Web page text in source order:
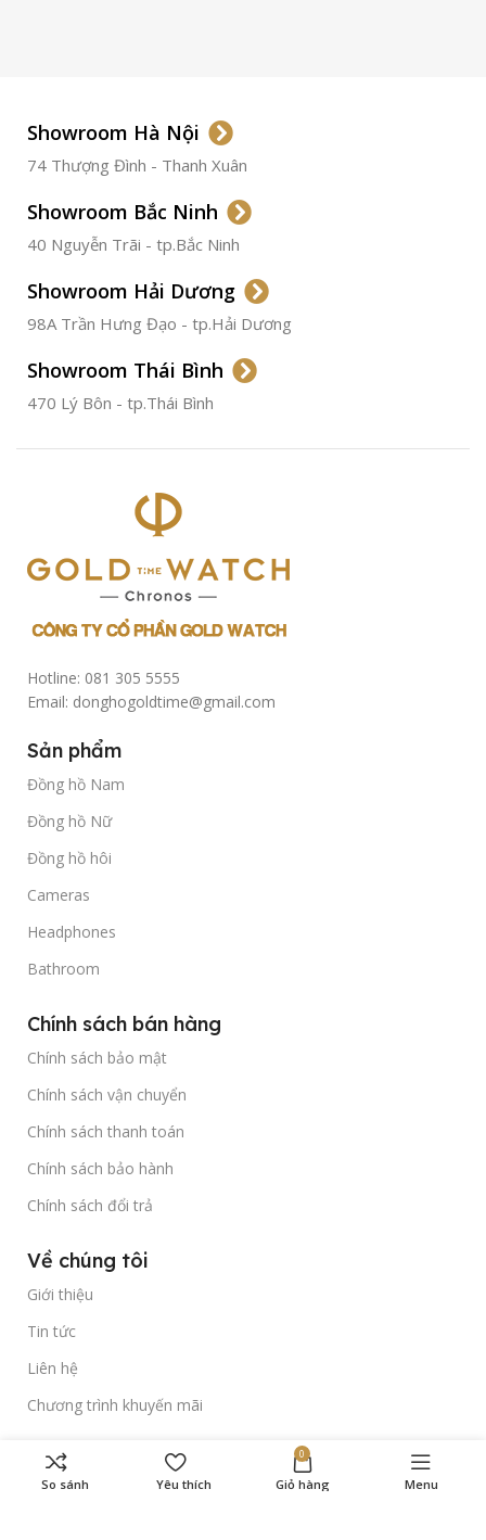
CHỐNG NƯỚC
Showroom Hà Nội
74 Thượng Đình - Thanh Xuân
Showroom Bắc Ninh
40 Nguyễn Trãi - tp.Bắc Ninh
Showroom Hải Dương
98A Trần Hưng Đạo - tp.Hải Dương
Showroom Thái Bình
470 Lý Bôn - tp.Thái Bình
Hotline: 081 305 5555
Email: donghogoldtime@gmail.com
Sản phẩm
Đồng hồ Nam
Đồng hồ Nữ
Đồng hồ hôi
Cameras
Headphones
Bathroom
Chính sách bán hàng
Chính sách bảo mật
Chính sách vận chuyển
Chính sách thanh toán
Chính sách bảo hành
Chính sách đổi trả
Về chúng tôi
Giới thiệu
Tin tức
Liên hệ
Chương trình khuyến mãi
Theo dõi chúng tôi trên
So sánh Yêu thích
0
Giỏ hàng Menu